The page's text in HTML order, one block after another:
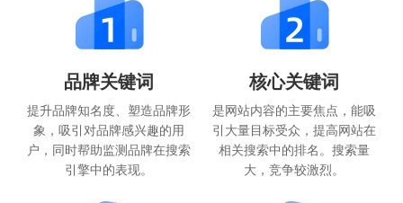
品牌关键词
提升品牌知名度、塑造品牌形
象，吸引对品牌感兴趣的用
户，同时帮助监测品牌在搜索
引擎中的表现。
核心关键词
是网站内容的主要焦点，能吸
引大量目标受众，提高网站在
相关搜索中的排名。搜索量
大，竞争较激烈。